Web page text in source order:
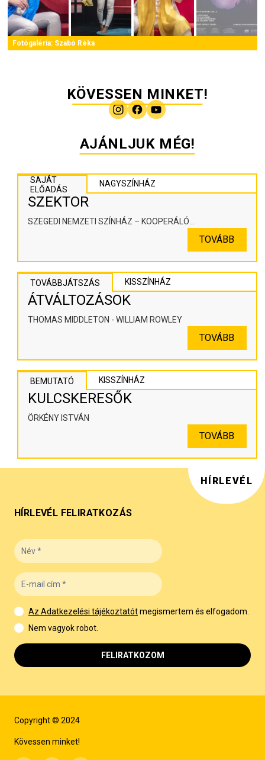
Fotógaléria: Szabó Réka
KÖVESSEN MINKET!
AJÁNLJUK MÉG!
SAJÁT
ELŐADÁS
NAGYSZÍNHÁZ
SZEKTOR
SZEGEDI NEMZETI SZÍNHÁZ – KOOPERÁLÓ
TOVÁBB
TOVÁBBJÁTSZÁS KISSZÍNHÁZ
ÁTVÁLTOZÁSOK
THOMAS MIDDLETON - WILLIAM ROWLEY
TOVÁBB
BEMUTATÓ KISSZÍNHÁZ
KULCSKERESŐK
ÖRKÉNY ISTVÁN
TOVÁBB
Copyright © 2024
Kövessen minket!
HÍRLEVÉL
HÍRLEVÉL FELIRATKOZÁS
Az Adatkezelési tájékoztatótmegismertem és elfogadom.
Nem vagyok robot.
FELIRATKOZOM